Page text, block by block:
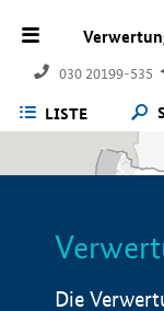
030 20199-535
LISTE
Die